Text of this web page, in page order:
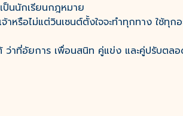
ป็นนักเรียนกฎหมาย
าหรือไม่แต่วินเซนต์ตั้งใจจะทำทุกทาง ใช้ทุก
ว่าที่อัยการ เพื่อนสนิท คู่แข่ง และคู่ปรับตล